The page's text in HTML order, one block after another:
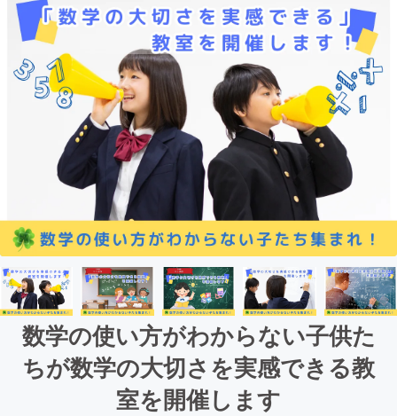
数学の使い方がわからない子供た
ちが数学の大切さを実感できる教
室を開催します